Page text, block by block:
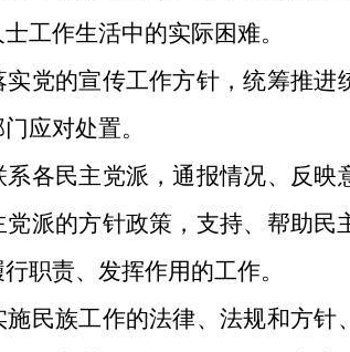
工作生活中的实际困难。
实党的宣传工作方针，统筹推
应对处置。
系各民主党派，通报情况、反
派的方针政策，支持、帮助
职责、发挥作用的工作。
施民族工作的法律、法规和方